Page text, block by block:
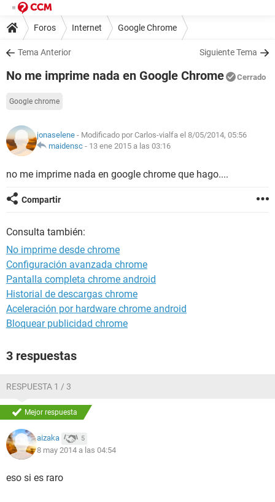
Foros Internet Google Chrome
Tema Anterior Siguiente Tema
No me imprime nada en Google Chrome Cerrado
Google chrome
jonaselene - Modificado por Carlos-vialfa el 8/05/2014, 05:56
maidensc - 13 ene 2015 a las 03:16
no me imprime nada en google chrome que hago....
Compartir
Consulta también:
No imprime desde chrome
Configuración avanzada chrome
Pantalla completa chrome android
Historial de descargas chrome
Aceleración por hardware chrome android
Bloquear publicidad chrome
3 respuestas
RESPUESTA 1 / 3
Mejor respuesta
aizaka 5
8 may 2014 a las 04:54
eso si es raro